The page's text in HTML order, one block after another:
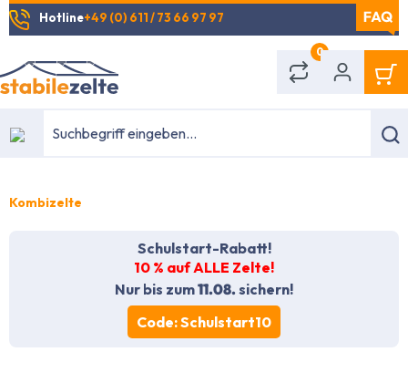
springen
Hotline+49 (0) 611 / 73 66 97 97
0
Kombizelte
Schulstart-Rabatt!
10 % auf ALLE Zelte!
Nur bis zum11.08.sichern!
Code: Schulstart10